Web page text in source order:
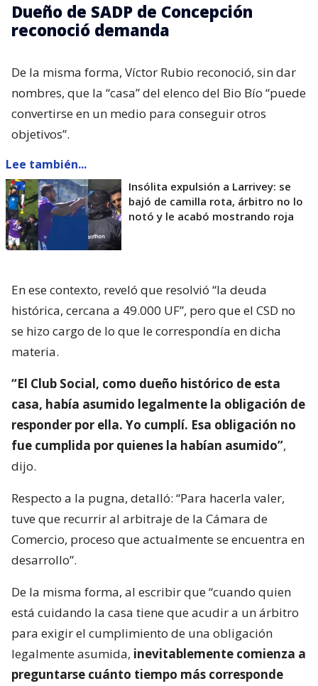
Dueño de SADP de Concepción
reconoció demanda
De la misma forma, Víctor Rubio reconoció, sin dar
nombres, que la “casa” del elenco del Bio Bío “puede
convertirse en un medio para conseguir otros
objetivos”.
Lee también...
Insólita expulsión a Larrivey: se
bajó de camilla rota, árbitro no lo
notó y le acabó mostrando roja
En ese contexto, reveló que resolvió “la deuda
histórica, cercana a 49.000 UF”, pero que el CSD no
se hizo cargo de lo que le correspondía en dicha
materia.
“El Club Social, como dueño histórico de esta
casa, había asumido legalmente la obligación de
responder por ella. Yo cumplí. Esa obligación no
fue cumplida por quienes la habían asumido”,
dijo.
Respecto a la pugna, detalló: “Para hacerla valer,
tuve que recurrir al arbitraje de la Cámara de
Comercio, proceso que actualmente se encuentra en
desarrollo”.
De la misma forma, al escribir que “cuando quien
está cuidando la casa tiene que acudir a un árbitro
para exigir el cumplimiento de una obligación
legalmente asumida, inevitablemente comienza a
preguntarse cuánto tiempo más corresponde